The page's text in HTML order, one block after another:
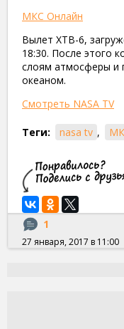
МКС Онлайн
Вылет ХТВ-6,
18:30. После этого
слоям атмосферы и
океаном.
Смотреть NASA TV
Теги: nasa tv ,
1
27 января, 2017 в 11:00